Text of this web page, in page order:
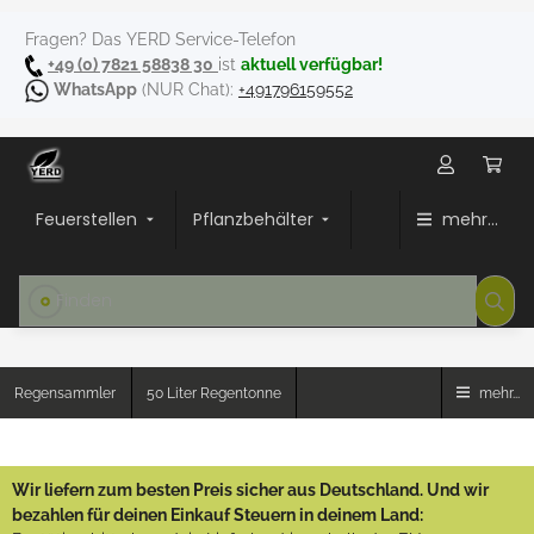
Fragen? Das YERD Service-Telefon
+49 (0) 7821 58838 30 ist aktuell verfügbar!
WhatsApp (NUR Chat): +491796159552
Feuerstellen Pflanzbehälter mehr...
Regensammler 50 Liter Regentonne mehr...
Wir liefern zum besten Preis sicher aus Deutschland. Und wir
bezahlen für deinen Einkauf Steuern in deinem Land: